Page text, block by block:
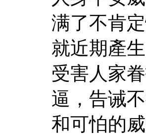
满了不肯定
就近期產
受害人家
逼，告诫
和可怕的